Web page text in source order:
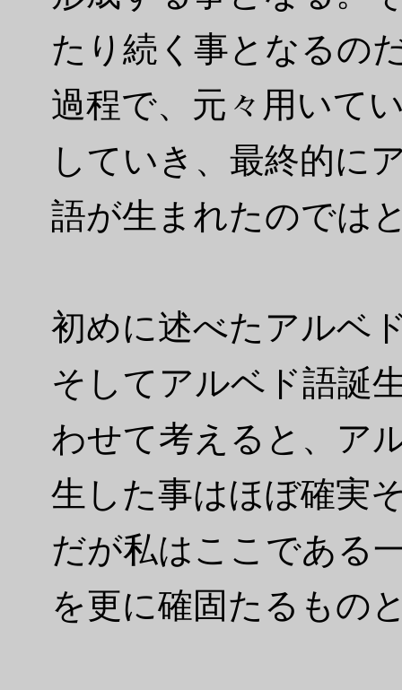
たり続く事となるの
過程で、元々用いて
していき、最終的に
語が生まれたのでは
初めに述べたアルベ
そしてアルベド語誕
わせて考えると、ア
生した事はほぼ確実
だが私はここである
を更に確固たるもの